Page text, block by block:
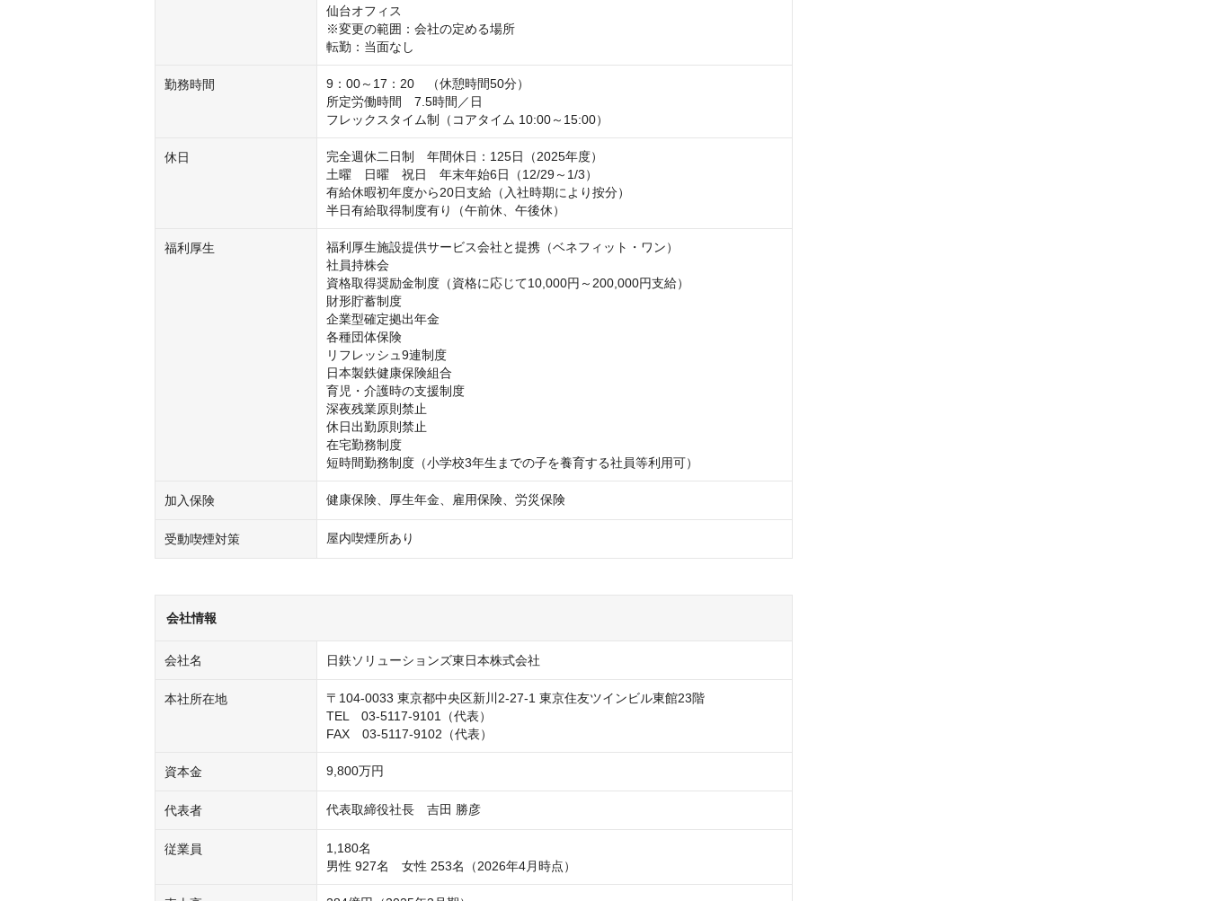
仙台オフィス
※変更の範囲：会社の定める場所
転勤：当面なし
勤務時間
9：00～17：20　（休憩時間50分）
所定労働時間　7.5時間／日
フレックスタイム制（コアタイム 10:00～15:00）
休日
完全週休二日制　年間休日：125日（2025年度）
土曜　日曜　祝日　年末年始6日（12/29～1/3）
有給休暇初年度から20日支給（入社時期により按分）
半日有給取得制度有り（午前休、午後休）
福利厚生
福利厚生施設提供サービス会社と提携（ベネフィット・ワン）
社員持株会
資格取得奨励金制度（資格に応じて10,000円～200,000円支給）
財形貯蓄制度
企業型確定拠出年金
各種団体保険
リフレッシュ9連制度
日本製鉄健康保険組合
育児・介護時の支援制度
深夜残業原則禁止
休日出勤原則禁止
在宅勤務制度
短時間勤務制度（小学校3年生までの子を養育する社員等利用可）
加入保険 健康保険、厚生年金、雇用保険、労災保険
受動喫煙対策 屋内喫煙所あり
会社情報
会社名 日鉄ソリューションズ東日本株式会社
本社所在地
〒104-0033 東京都中央区新川2-27-1 東京住友ツインビル東館23階
TEL　03-5117-9101（代表）
FAX　03-5117-9102（代表）
資本金 9,800万円
代表者 代表取締役社長　吉田 勝彦
従業員
1,180名
男性 927名　女性 253名（2026年4月時点）